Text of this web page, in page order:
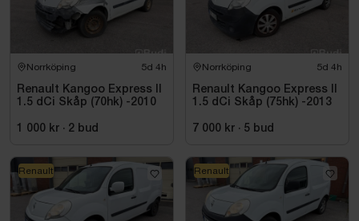
Norrköping 5d 4h
Renault Kangoo Express II
1.5 dCi Skåp (70hk) -2010
1 000 kr · 2 bud
Norrköping 5d 4h
Renault Kangoo Express II
1.5 dCi Skåp (75hk) -2013
7 000 kr · 5 bud
Renault Renault